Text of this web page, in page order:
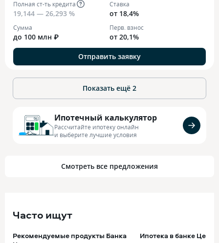
Полная ст-ть кредита
19,144 — 26,293 %
Ставка
от 18,4%
Сумма
до 100 млн ₽
Перв. взнос
от 20,1%
Отправить заявку
Показать ещё 2
Ипотечный калькулятор
Рассчитайте ипотеку онлайн
и выберите лучшие условия
Смотреть все предложения
Часто ищут
Рекомендуемые продукты Банка
Ипотека в банке